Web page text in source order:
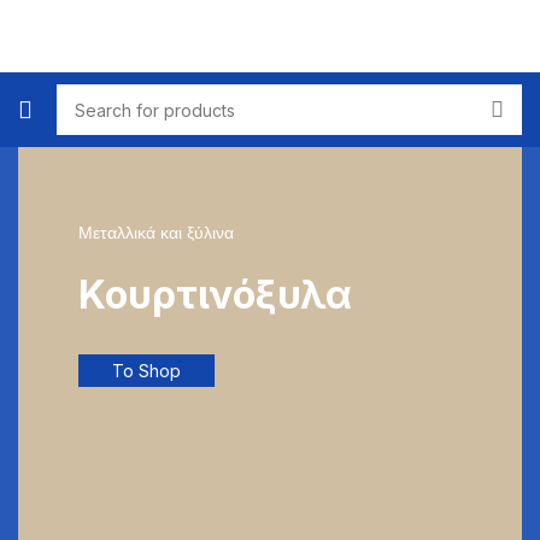
Μεταλλικά και ξύλινα
Κουρτινόξυλα
To Shop